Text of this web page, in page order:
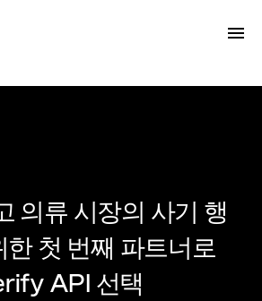
의류 시장의 사기 행
한 첫 번째 파트너로
API 선택